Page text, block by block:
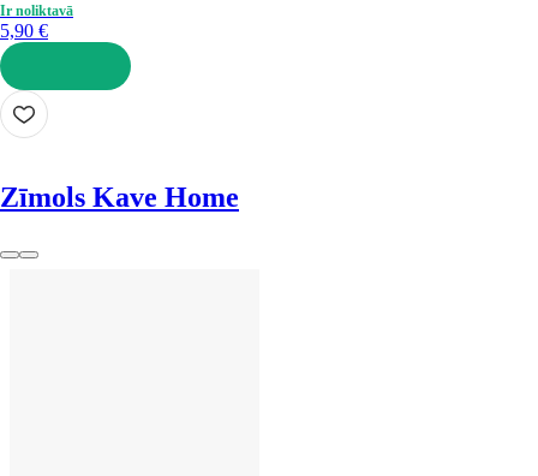
Ir noliktavā
5,90 €
LIKT GROZĀ
Zīmols Kave Home